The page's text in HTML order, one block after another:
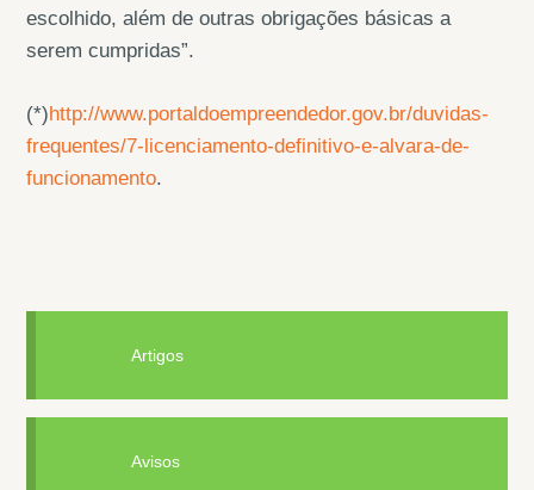
escolhido, além de outras obrigações básicas a
serem cumpridas”.
(*)http://www.portaldoempreendedor.gov.br/duvidas-
frequentes/7-licenciamento-definitivo-e-alvara-de-
funcionamento.
Artigos
Avisos